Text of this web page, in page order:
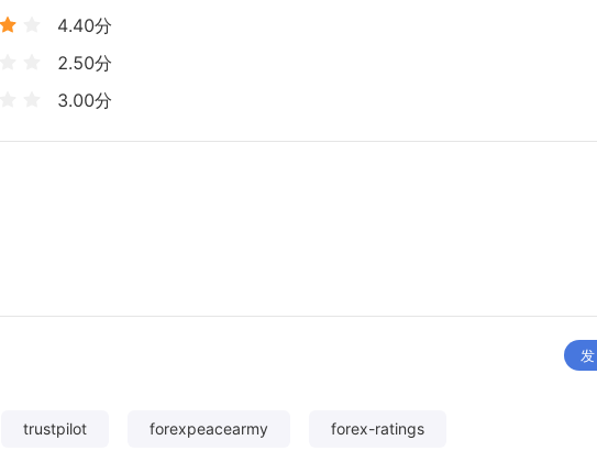
4.40分
2.50分
3.00分
trustpilot forexpeacearmy forex-ratings